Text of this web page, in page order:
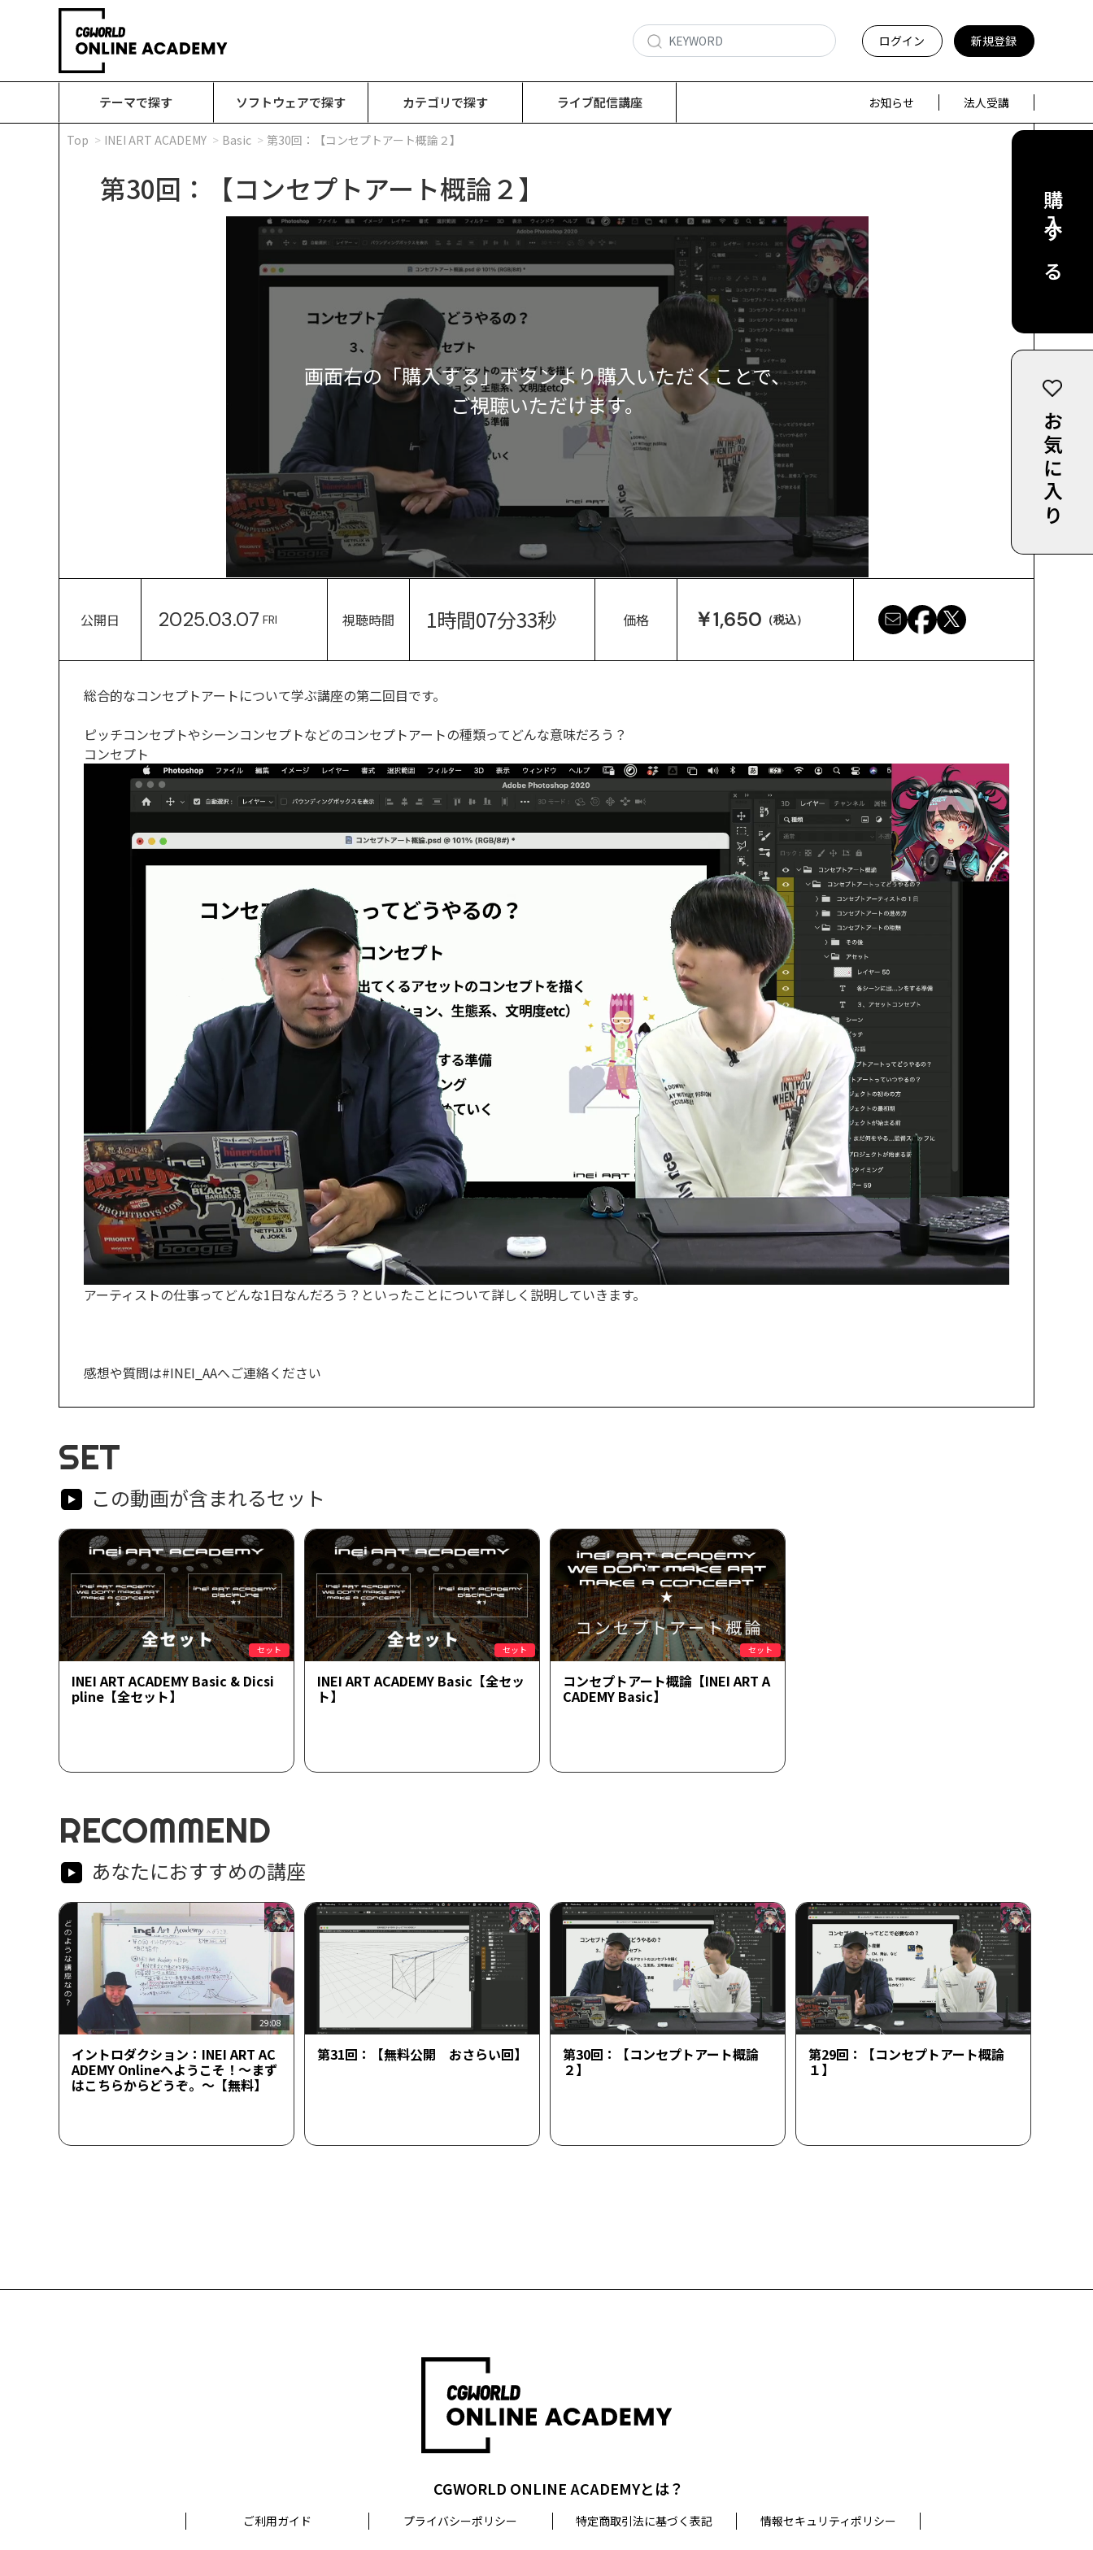
ログイン 新規登録
テーマで探す ソフトウェアで探す カテゴリで探す ライブ配信講座 お知らせ 法人受講
Top INEI ART ACADEMY Basic 第30回：【コンセプトアート概論２】
第30回：【コンセプトアート概論２】
画面右の「購入する」ボタンより購入いただくことで、
ご視聴いただけます。
購入する
お気に入り
公開日 2025.03.07 FRI 視聴時間 1時間07分33秒 価格 ￥1,650 （税込）
総合的なコンセプトアートについて学ぶ講座の第二回目です。
ピッチコンセプトやシーンコンセプトなどのコンセプトアートの種類ってどんな意味だろう？
コンセプト
アーティストの仕事ってどんな1日なんだろう？といったことについて詳しく説明していきます。
感想や質問は#INEI_AAへご連絡ください
SET
この動画が含まれるセット
セット
INEI ART ACADEMY Basic & Dicsi
pline【全セット】
セット
INEI ART ACADEMY Basic【全セッ
ト】
セット
コンセプトアート概論【INEI ART A
CADEMY Basic】
RECOMMEND
あなたにおすすめの講座
29:08
イントロダクション：INEI ART AC
ADEMY Onlineへようこそ！～まず
はこちらからどうぞ。～【無料】
第31回：【無料公開 おさらい回】 第30回：【コンセプトアート概論
２】
第29回：【コンセプトアート概論
１】
CGWORLD ONLINE ACADEMYとは？
ご利用ガイド プライバシーポリシー 特定商取引法に基づく表記 情報セキュリティポリシー